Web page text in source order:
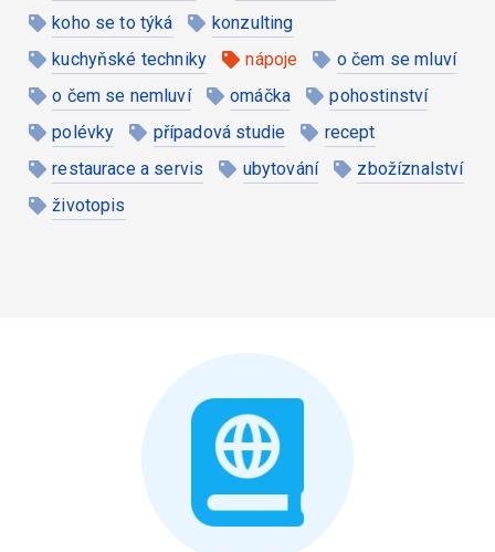
koho se to týká
konzulting
kuchyňské techniky
nápoje
o čem se mluví
o čem se nemluví
omáčka
pohostinství
polévky
případová studie
recept
restaurace a servis
ubytování
zbožíznalství
životopis